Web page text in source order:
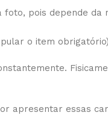
pois depende da
o item obrigatório)
apresentar essas